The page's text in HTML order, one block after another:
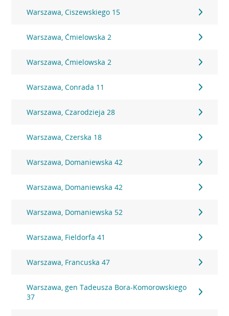
Warszawa, Ciszewskiego 15
Warszawa, Ćmielowska 2
Warszawa, Ćmielowska 2
Warszawa, Conrada 11
Warszawa, Czarodzieja 28
Warszawa, Czerska 18
Warszawa, Domaniewska 42
Warszawa, Domaniewska 42
Warszawa, Domaniewska 52
Warszawa, Fieldorfa 41
Warszawa, Francuska 47
Warszawa, gen Tadeusza Bora-Komorowskiego
37